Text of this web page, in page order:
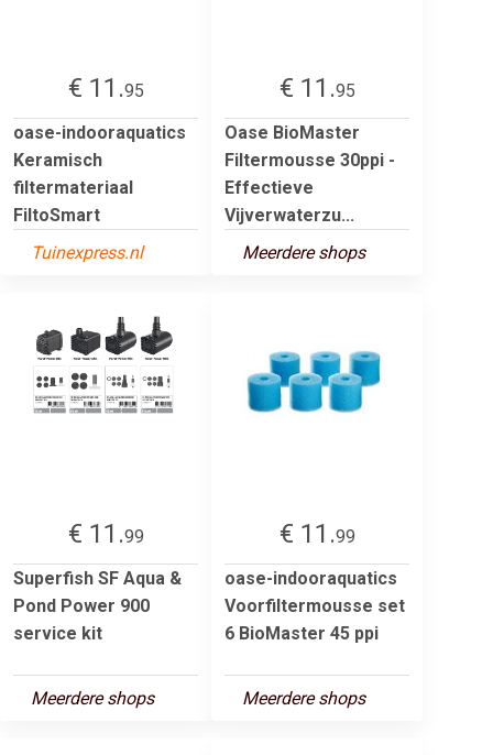
€ 11.95
oase-indooraquatics
Keramisch
filtermateriaal
FiltoSmart
Tuinexpress.nl
€ 11.95
Oase BioMaster
Filtermousse 30ppi -
Effectieve
Vijverwaterzu...
Meerdere shops
€ 11.99
Superfish SF Aqua &
Pond Power 900
service kit
Meerdere shops
€ 11.99
oase-indooraquatics
Voorfiltermousse set
6 BioMaster 45 ppi
Meerdere shops